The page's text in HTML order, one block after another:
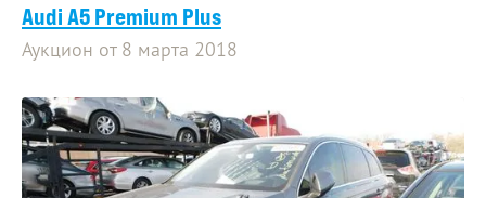
Audi A5 Premium Plus
Аукцион от 8 марта 2018